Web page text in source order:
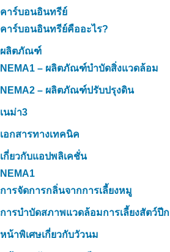
คาร์บอนอินทรีย์
คาร์บอนอินทรีย์คืออะไร?
ผลิตภัณฑ์
NEMA1 – ผลิตภัณฑ์บำบัดสิ่งแวดล้อม
NEMA2 – ผลิตภัณฑ์ปรับปรุงดิน
เนม่า3
เอกสารทางเทคนิค
เกี่ยวกับแอปพลิเคชั่น
NEMA1
การจัดการกลิ่นจากการเลี้ยงหมู
การบำบัดสภาพแวดล้อมการเลี้ยงสัตว์ปีก
หน้าพิเศษเกี่ยวกับวัวนม